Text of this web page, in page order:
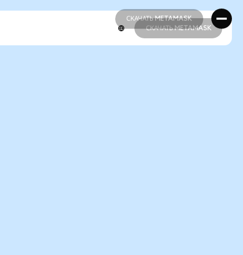
СКАЧАТЬ METAMASK
СКАЧАТЬ METAMASK
СКАЧАТЬ METAMASK